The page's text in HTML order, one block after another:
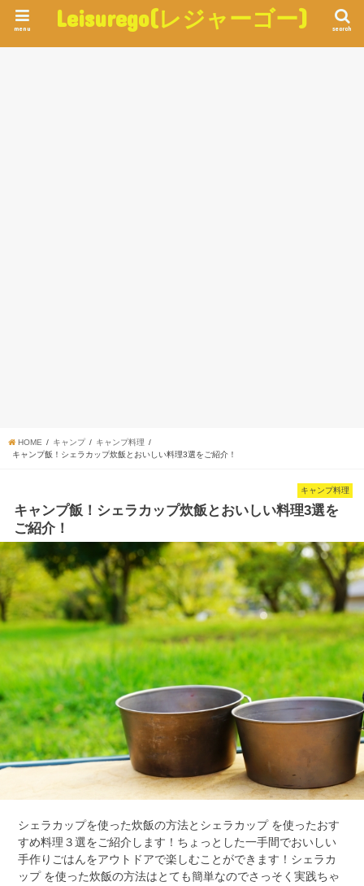
Leisurego(レジャーゴー) search
menu
HOME キャンプ
キャンプ料理
キャンプ飯！シェラカップ炊飯とおいしい料理3選をご紹介！
キャンプ料理
キャンプ飯！シェラカップ炊飯とおいしい料理3選を
ご紹介！
シェラカップを使った炊飯の方法とシェラカップ を使ったおす
すめ料理３選をご紹介します！ちょっとした一手間でおいしい
手作りごはんをアウトドアで楽しむことができます！シェラカ
ップ を使った炊飯の方法はとても簡単なのでさっそく実践ちゃ